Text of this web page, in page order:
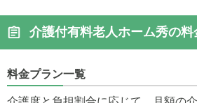
介護付有料老人ホーム秀の料
料金プラン一覧